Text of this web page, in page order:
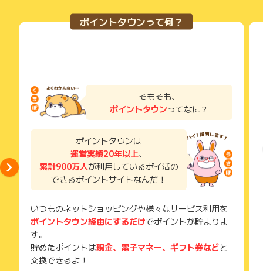
ポイントタウンって何？
そもそも、
ポイントタウンってなに？
ポイントタウンは
運営実績20年以上、
累計900万人が利用しているポイ活の
できるポイントサイトなんだ！
いつものネットショッピングや様々なサービス利用を
ポイントタウン経由にするだけでポイントが貯まりま
す。
貯めたポイントは現金、電子マネー、ギフト券などと
交換できるよ！